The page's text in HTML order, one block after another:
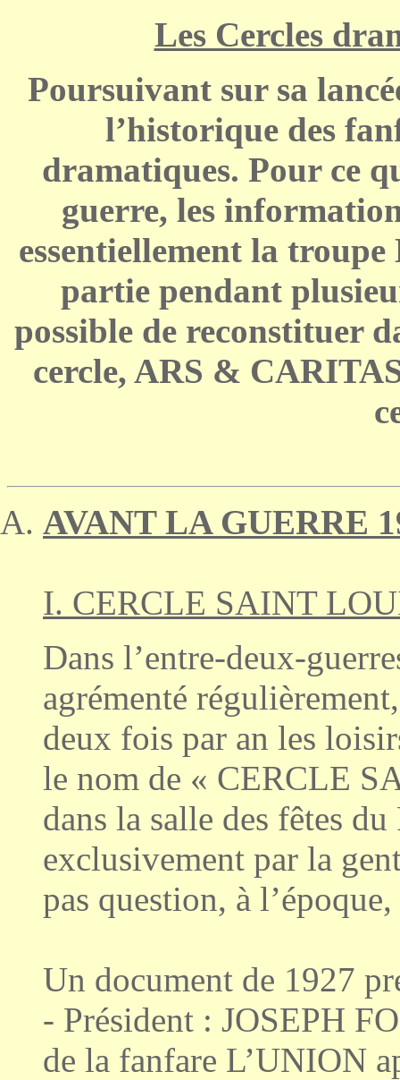
Les Cercles
Poursuivant sur sa
l’historique des
dramatiques. Pour ce
guerre, les
essentiellement la
partie pendant
possible de reconstituer
cercle, ARS &
AVANT LA GUERRE
I. CERCLE SAINT
Dans l’entre-deux-
agrémenté
deux fois par an les
le nom de « CERCLE
dans la salle des fêtes
exclusivement par la
pas question, à
Un document de 1927
- Président : JOSEPH
de la fanfare L’UNION